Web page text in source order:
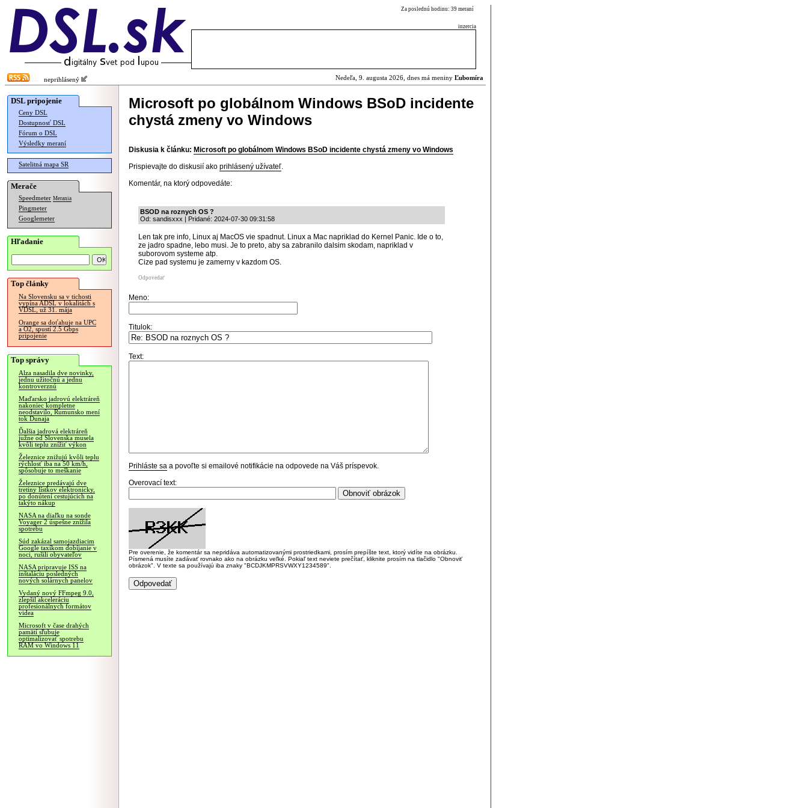
Za poslednú hodinu: 39 meraní
inzercia
neprihlásený Nedeľa, 9. augusta 2026, dnes má meniny Ľubomíra
DSL pripojenie
Ceny DSL
Dostupnosť DSL
Fórum o DSL
Výsledky meraní
Satelitná mapa SR
Merače
Speedmeter Merania
Pingmeter
Googlemeter
Hľadanie
Top články
Na Slovensku sa v tichosti
vypína ADSL v lokalitách s
VDSL, už 31. mája
Orange sa doťahuje na UPC
a O2, spustí 2.5 Gbps
pripojenie
Top správy
Alza nasadila dve novinky,
jednu užitočnú a jednu
kontroverznú
Maďarsko jadrovú elektráreň
nakoniec kompletne
neodstavilo, Rumunsko mení
tok Dunaja
Ďalšia jadrová elektráreň
južne od Slovenska musela
kvôli teplu znížiť výkon
Železnice znižujú kvôli teplu
rýchlosť iba na 50 km/h,
spôsobuje to meškanie
Železnice predávajú dve
tretiny lístkov elektronicky,
po donútení cestujúcich na
takýto nákup
NASA na diaľku na sonde
Voyager 2 úspešne znížila
spotrebu
Súd zakázal samojazdiacim
Google taxíkom dobíjanie v
noci, rušili obyvateľov
NASA pripravuje ISS na
inštaláciu posledných
nových solárnych panelov
Vydaný nový FFmpeg 9.0,
zlepšil akceleráciu
profesionálnych formátov
videa
Microsoft v čase drahých
pamätí sľubuje
optimalizovať spotrebu
RAM vo Windows 11
Microsoft po globálnom Windows BSoD incidente
chystá zmeny vo Windows
Diskusia k článku: Microsoft po globálnom Windows BSoD incidente chystá zmeny vo Windows
Prispievajte do diskusií ako prihlásený užívateľ.
Komentár, na ktorý odpovedáte:
BSOD na roznych OS ?
Od: sandisxxx | Pridané: 2024-07-30 09:31:58
Len tak pre info, Linux aj MacOS vie spadnut. Linux a Mac napriklad do Kernel Panic. Ide o to,
ze jadro spadne, lebo musi. Je to preto, aby sa zabranilo dalsim skodam, napriklad v
suborovom systeme atp.
Cize pad systemu je zamerny v kazdom OS.
Odpovedať
Meno:
Titulok:
Text:
Prihláste sa a povoľte si emailové notifikácie na odpovede na Váš príspevok.
Overovací text:
Pre overenie, že komentár sa nepridáva automatizovanými prostriedkami, prosím prepíšte text, ktorý vidíte na obrázku.
Písmená musíte zadávať rovnako ako na obrázku veľké. Pokiaľ text neviete prečítať, kliknite prosím na tlačidlo "Obnoviť
obrázok". V texte sa používajú iba znaky "BCDJKMPRSVWXY1234589".